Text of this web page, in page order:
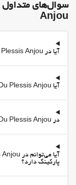
Anjou
آیا در Chateau Du Plessis Anjou استخر وجود دارد؟
آیا Chateau Du Plessis Anjou مرکز شهر است؟
در Chateau Du Plessis Anjou، زمان ورود و خروج چگونه است؟
پارکینگ دارد؟